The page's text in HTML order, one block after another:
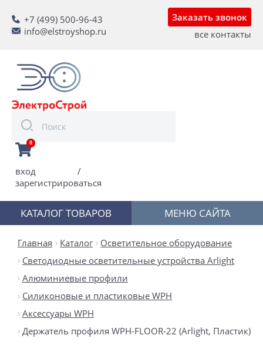
+7 (499) 500-96-43
info@elstroyshop.ru
Заказать звонок
все контакты
0
вход
/
зарегистрироваться
КАТАЛОГ ТОВАРОВ МЕНЮ САЙТА
Главная Каталог
Осветительное оборудование
Светодиодные осветительные устройства Arlight
Алюминиевые профили
Силиконовые и пластиковые WPH
Аксессуары WPH
Держатель профиля WPH-FLOOR-22 (Arlight, Пластик)